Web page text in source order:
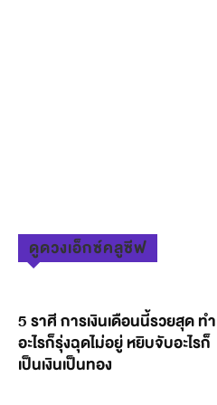
ดูดวงเอ็กซ์คลูซีฟ
5 ราศี การเงินเดือนนี้รวยสุด ทำ
อะไรก็รุ่งฉุดไม่อยู่ หยิบจับอะไรก็
เป็นเงินเป็นทอง